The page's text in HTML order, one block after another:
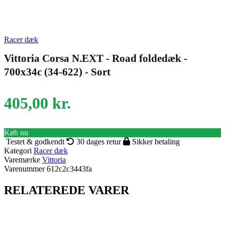
Racer dæk
Vittoria Corsa N.EXT - Road foldedæk -
700x34c (34-622) - Sort
405,00 kr.
Køb nu
Testet & godkendt
30 dages retur
Sikker betaling
Kategori Racer dæk
Varemærke Vittoria
Varenummer 612c2c3443fa
RELATEREDE VARER